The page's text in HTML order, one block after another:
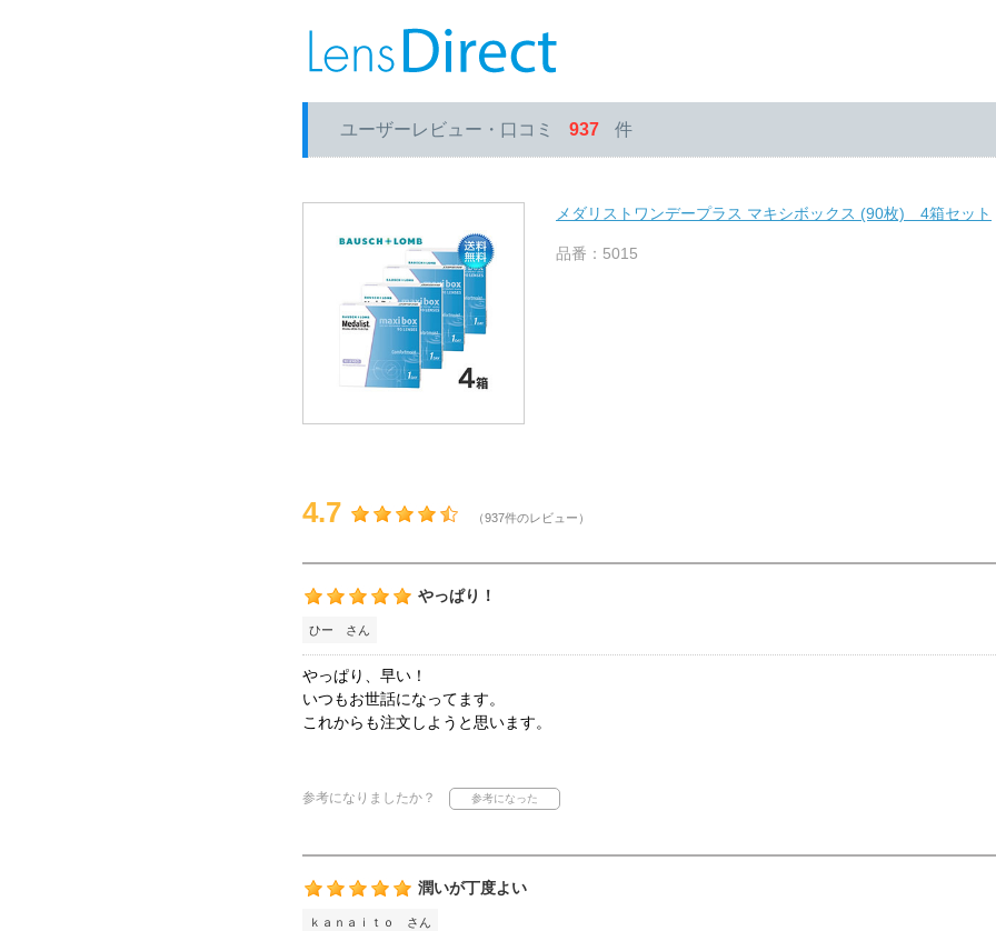
ユーザーレビュー・口コミ 937 件
メダリストワンデープラス マキシボックス (90枚) 4箱セット
品番：5015
4.7 （937件のレビュー）
やっぱり！
ひー さん
やっぱり、早い！
いつもお世話になってます。
これからも注文しようと思います。
参考になりましたか？
潤いが丁度よい
ｋａｎａｉｔｏ さん